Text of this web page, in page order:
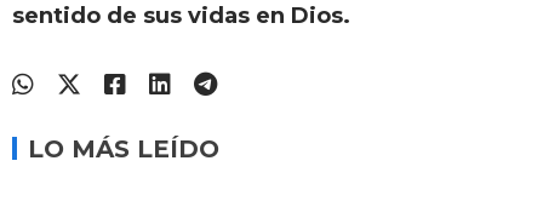
sentido de sus vidas en Dios.
LO MÁS LEÍDO